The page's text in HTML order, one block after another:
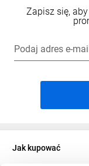
Zapisz się,
Podaj adres e-
Jak kupować